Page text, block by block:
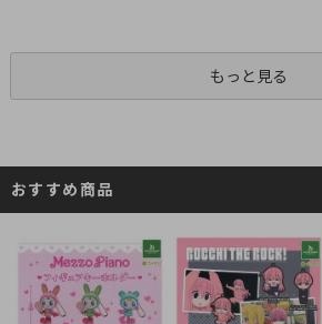
もっと見る
おすすめ商品